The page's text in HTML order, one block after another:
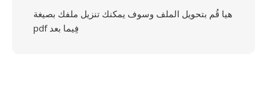
هيا قُم بتحويل الملف وسوف يمكنك تنزيل ملفك بصيغة
pdf فِيما بعد